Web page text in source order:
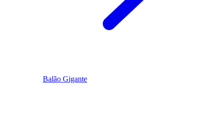
Balão Gigante